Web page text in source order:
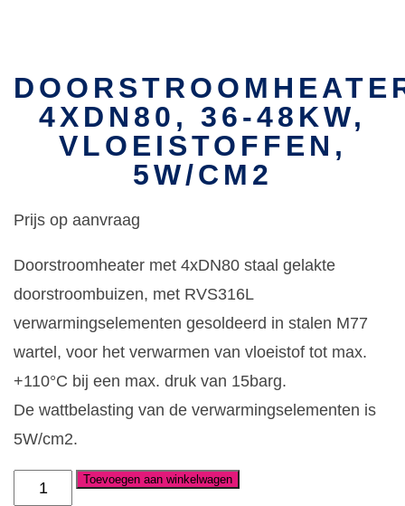
4XDN80, 36-48KW,
VLOEISTOFFEN,
5W/CM2
Prijs op aanvraag
Doorstroomheater met 4xDN80 staal gelakte
doorstroombuizen, met RVS316L
verwarmingselementen gesoldeerd in stalen M77
wartel, voor het verwarmen van vloeistof tot max.
+110°C bij een max. druk van 15barg.
De wattbelasting van de verwarmingselementen is
5W/cm2.
DoorstroomheaterToevoegen aan winkelwagen